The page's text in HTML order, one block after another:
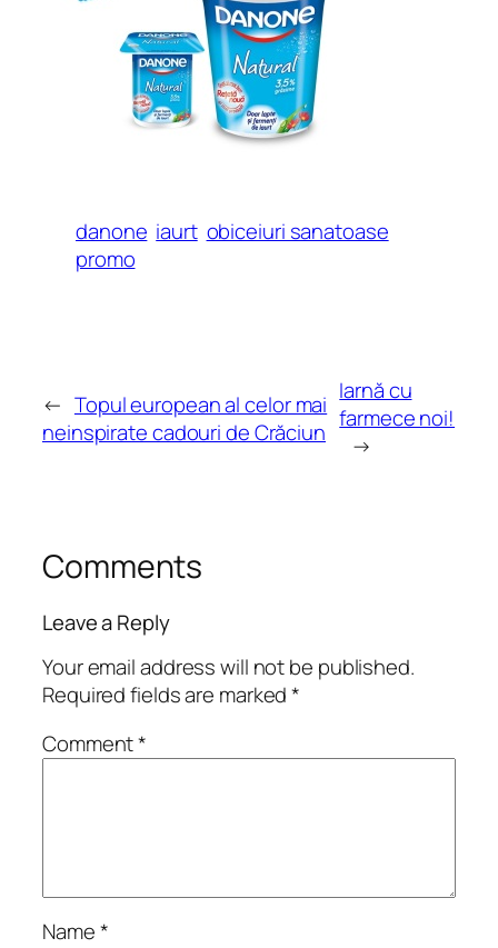
danone iaurt obiceiuri sanatoase
promo
← Topul european al celor mai
neinspirate cadouri de Crăciun
Iarnă cu
farmece noi!
→
Comments
Leave a Reply
Your email address will not be published.
Required fields are marked*
Comment*
Name*